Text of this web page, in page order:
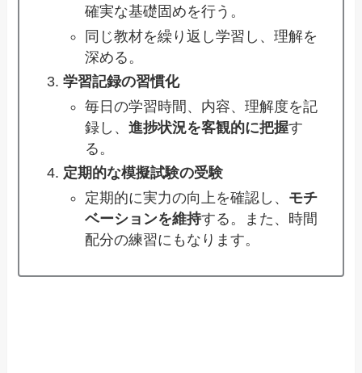
確実な基礎固めを行う。
同じ教材を繰り返し学習し、理解を
深める。
学習記録の習慣化
毎日の学習時間、内容、理解度を記
録し、進捗状況を客観的に把握す
る。
定期的な模擬試験の受験
定期的に実力の向上を確認し、 モチ
ベーションを維持する。また、時間
配分の練習にもなります。